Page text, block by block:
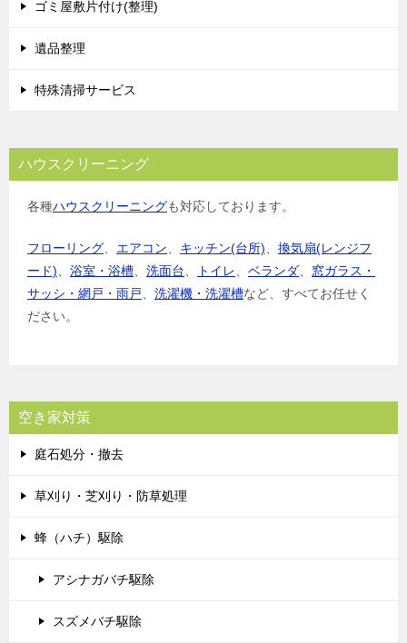
ゴミ屋敷片付け(整理)
遺品整理
特殊清掃サービス
ハウスクリーニング
各種ハウスクリーニングも対応しております。
フローリング エアコン キッチン(台所)
換気扇(レンジフ
ード)
浴室・浴槽 洗面台 トイレ ベランダ
窓ガラス・
サッシ・網戸・雨戸
洗濯機・洗濯槽など、すべてお任せく
ださい。
空き家対策
庭石処分・撤去
草刈り・芝刈り・防草処理
蜂（ハチ）駆除
アシナガバチ駆除
スズメバチ駆除